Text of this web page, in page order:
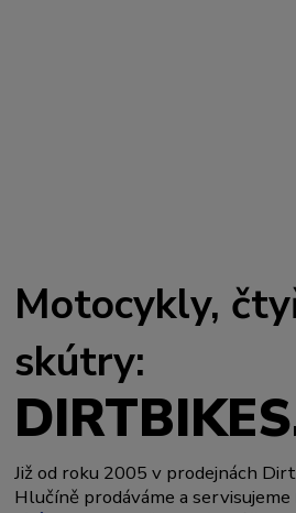
Motocykly,
skútry:
Již od roku 2005 v prodejnách
Hlučíně prodáváme a servisujeme